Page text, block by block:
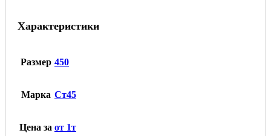
отжигом,
Характеристики
Размер 450
Марка Ст45
Цена за от 1т